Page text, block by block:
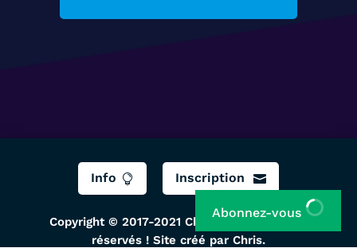
Info  Inscription 
Copyright © 2017-2021 ChrisTec, Tous droits
réservés ! Site créé par Chris.
Abonnez-vous